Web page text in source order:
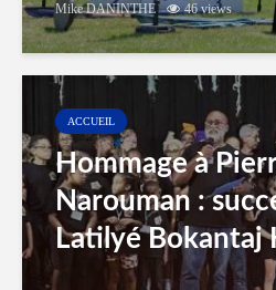
Mike DANINTHE 46 views
ACCUEIL
Hommage à
Narouman :
Latilyé Bokantaj